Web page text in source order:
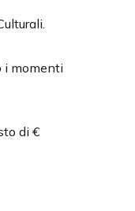
i momenti
di €